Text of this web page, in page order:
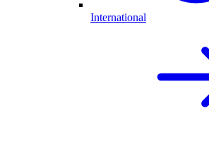
International